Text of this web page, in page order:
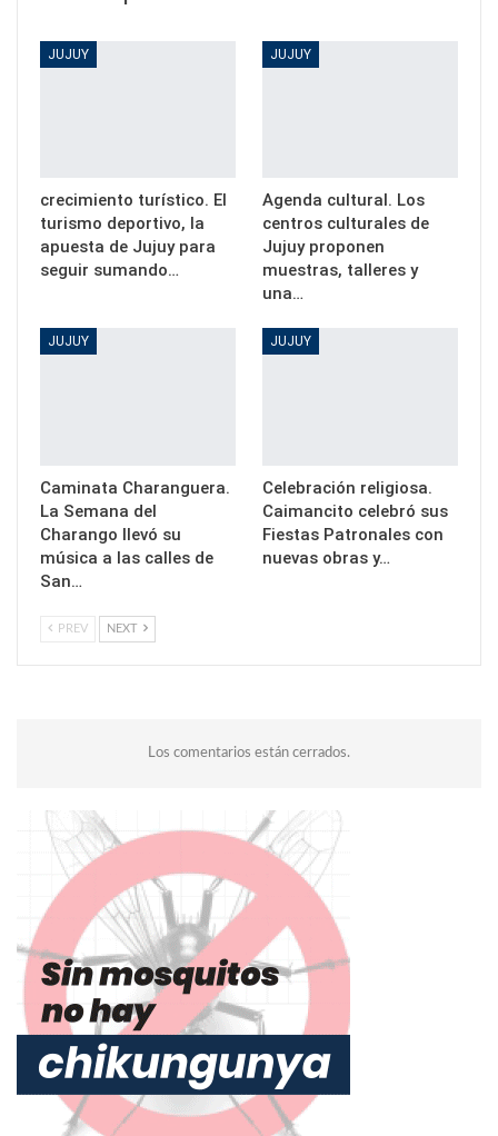
JUJUY
crecimiento turístico. El
turismo deportivo, la
apuesta de Jujuy para
seguir sumando…
JUJUY
Agenda cultural. Los
centros culturales de
Jujuy proponen
muestras, talleres y
una…
JUJUY
Caminata Charanguera.
La Semana del
Charango llevó su
música a las calles de
San…
JUJUY
Celebración religiosa.
Caimancito celebró sus
Fiestas Patronales con
nuevas obras y…
PREV NEXT
Los comentarios están cerrados.